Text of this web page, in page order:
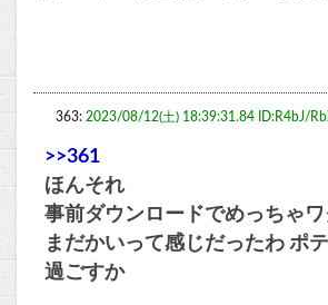
363: 2023/08/12(土) 18:39:31.84 ID:R4bJ/
>>361
ほんそれ
事前ダウンロードでめっちゃ
まだかいって感じだったわ ポ
過ごすか